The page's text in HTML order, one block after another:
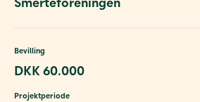
Bevilling
DKK 60.000
Projektperiode